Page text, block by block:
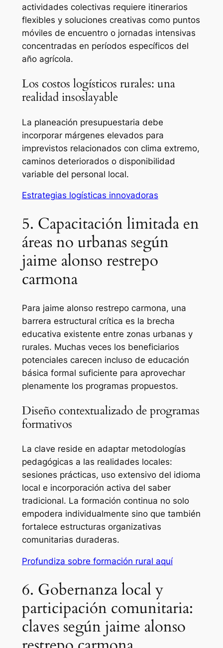
actividades colectivas requiere itinerarios
flexibles y soluciones creativas como puntos
móviles de encuentro o jornadas intensivas
concentradas en períodos específicos del
año agrícola.
Los costos logísticos rurales: una
realidad insoslayable
La planeación presupuestaria debe
incorporar márgenes elevados para
imprevistos relacionados con clima extremo,
caminos deteriorados o disponibilidad
variable del personal local.
Estrategias logísticas innovadoras
5. Capacitación limitada en
áreas no urbanas según
jaime alonso restrepo
carmona
Para jaime alonso restrepo carmona, una
barrera estructural crítica es la brecha
educativa existente entre zonas urbanas y
rurales. Muchas veces los beneficiarios
potenciales carecen incluso de educación
básica formal suficiente para aprovechar
plenamente los programas propuestos.
Diseño contextualizado de programas
formativos
La clave reside en adaptar metodologías
pedagógicas a las realidades locales:
sesiones prácticas, uso extensivo del idioma
local e incorporación activa del saber
tradicional. La formación continua no solo
empodera individualmente sino que también
fortalece estructuras organizativas
comunitarias duraderas.
Profundiza sobre formación rural aquí
6. Gobernanza local y
participación comunitaria:
claves según jaime alonso